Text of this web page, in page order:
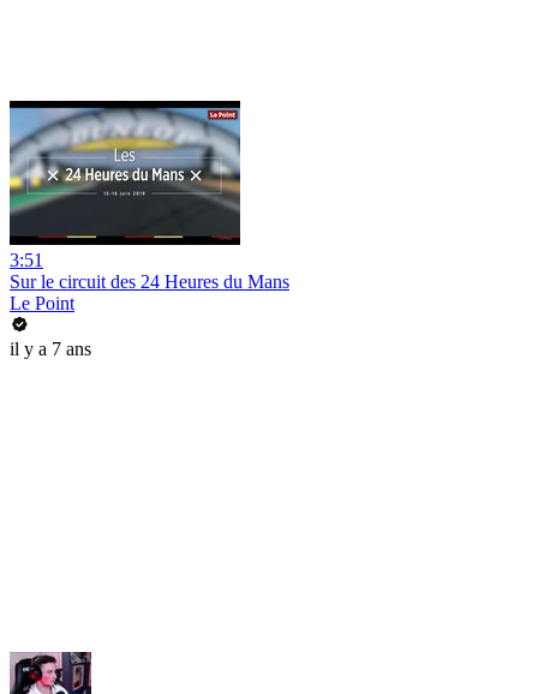
3:51
Sur le circuit des 24 Heures du Mans
Le Point
il y a 7 ans